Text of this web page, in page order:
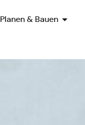
Planen & Bauen